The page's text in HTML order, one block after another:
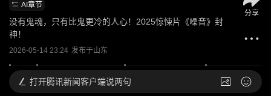
AI章节
没有鬼魂，只有比鬼更冷的人心！2025惊悚片《噪音》封
神！
2026-05-14 23:24 发布于山东
分享
打开腾讯新闻客户端说两句